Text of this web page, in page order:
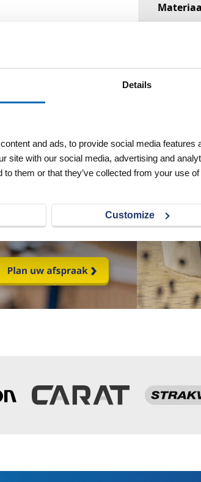
Details
and ads, to provide social media features
site with our social media, advertising and
to them or that they’ve collected from your use
Customize